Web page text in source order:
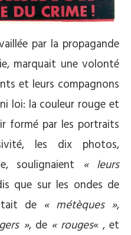
par la propagande
marquait une volonté
et leurs compagnons
loi: la couleur rouge et
formé par les portraits
les dix photos,
soulignaient « leurs
que sur les ondes de
de « métèques »,
», de « rouges« , et